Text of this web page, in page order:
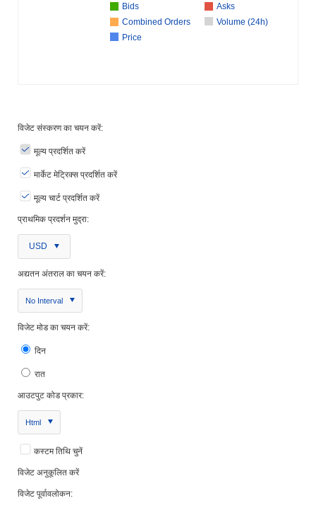
Bids
Asks
Combined Orders
Volume (24h)
Price
विजेट संस्करण का चयन करें:
मूल्य प्रदर्शित करें
मार्केट मेट्रिक्स प्रदर्शित करें
मूल्य चार्ट प्रदर्शित करें
प्राथमिक प्रदर्शन मुद्रा:
USD
अद्यतन अंतराल का चयन करें:
No Interval
विजेट मोड का चयन करें:
दिन
रात
आउटपुट कोड प्रकार:
Html
कस्टम तिथि चुनें
विजेट अनुकूलित करें
विजेट पूर्वावलोकन: